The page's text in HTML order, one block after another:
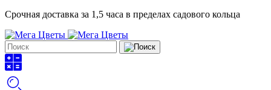
Срочная доставка за 1,5 часа в пределах садового кольца